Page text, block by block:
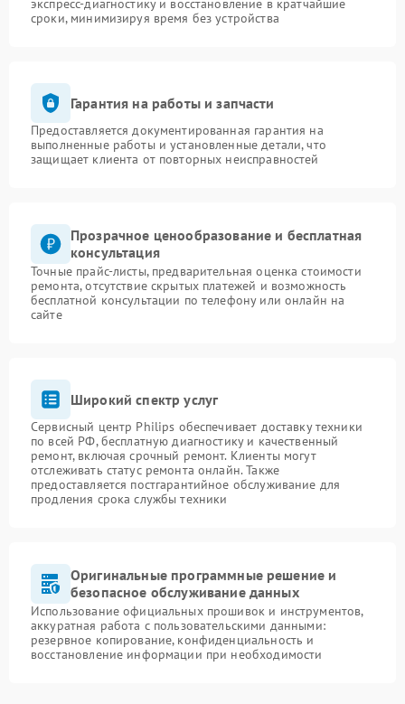
экспресс-диагностику и восстановление в кратчайшие
сроки, минимизируя время без устройства
Гарантия на работы и запчасти
Предоставляется документированная гарантия на
выполненные работы и установленные детали, что
защищает клиента от повторных неисправностей
Прозрачное ценообразование и бесплатная
консультация
Точные прайс-листы, предварительная оценка стоимости
ремонта, отсутствие скрытых платежей и возможность
бесплатной консультации по телефону или онлайн на
сайте
Широкий спектр услуг
Сервисный центр Philips обеспечивает доставку техники
по всей РФ, бесплатную диагностику и качественный
ремонт, включая срочный ремонт. Клиенты могут
отслеживать статус ремонта онлайн. Также
предоставляется постгарантийное обслуживание для
продления срока службы техники
Оригинальные программные решение и
безопасное обслуживание данных
Использование официальных прошивок и инструментов,
аккуратная работа с пользовательскими данными:
резервное копирование, конфиденциальность и
восстановление информации при необходимости